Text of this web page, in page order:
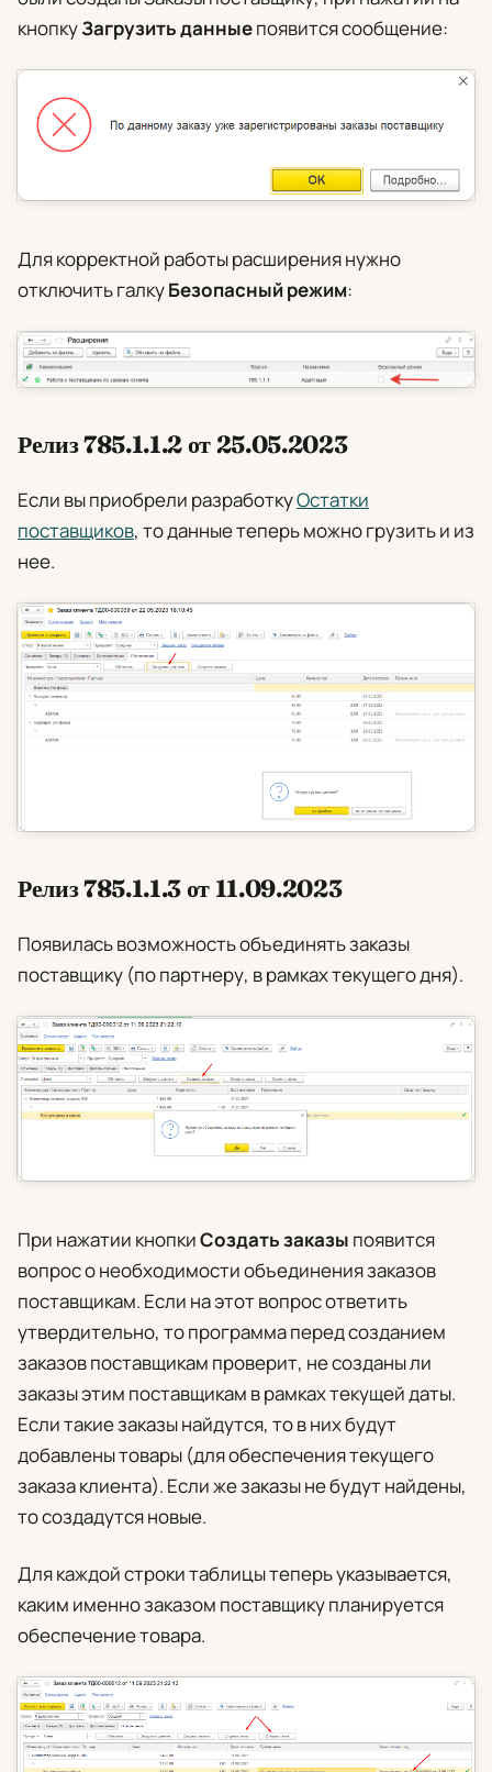
кнопкуЗагрузить данныепоявится сообщение:
Для корректной работы расширения нужно
отключить галкуБезопасный режим:
Релиз 785.1.1.2 от 25.05.2023
Если вы приобрели разработкуОстатки
поставщиков, то данные теперь можно грузить и из
нее.
Релиз 785.1.1.3 от 11.09.2023
Появилась возможность объединять заказы
поставщику (по партнеру, в рамках текущего дня).
При нажатии кнопкиСоздать заказы появится
вопрос о необходимости объединения заказов
поставщикам. Если на этот вопрос ответить
утвердительно, то программа перед созданием
заказов поставщикам проверит, не созданы ли
заказы этим поставщикам в рамках текущей даты.
Если такие заказы найдутся, то в них будут
добавлены товары (для обеспечения текущего
заказа клиента). Если же заказы не будут найдены,
то создадутся новые.
Для каждой строки таблицы теперь указывается,
каким именно заказом поставщику планируется
обеспечение товара.